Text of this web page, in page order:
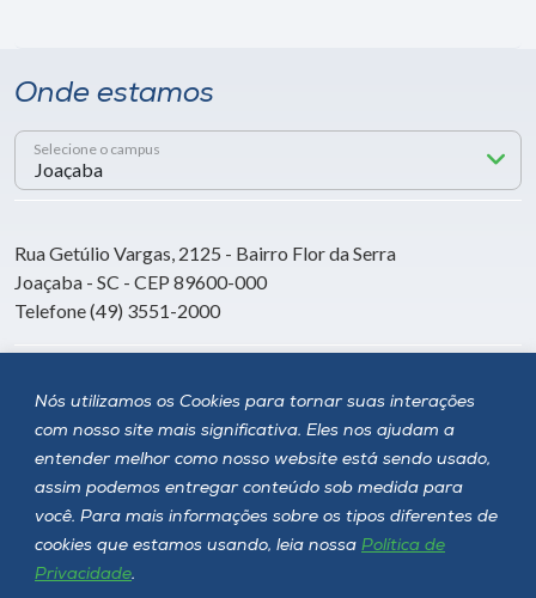
Nós utilizamos os Cookies para tornar suas interações
com nosso site mais significativa. Eles nos ajudam a
entender melhor como nosso website está sendo usado,
assim podemos entregar conteúdo sob medida para
você. Para mais informações sobre os tipos diferentes de
cookies que estamos usando, leia nossa Política de
Privacidade.
Onde estamos
Selecione o campus
Rua Getúlio Vargas, 2125 - Bairro Flor da Serra
Joaçaba - SC - CEP 89600-000
Telefone (49) 3551-2000
Siga a Unoesc